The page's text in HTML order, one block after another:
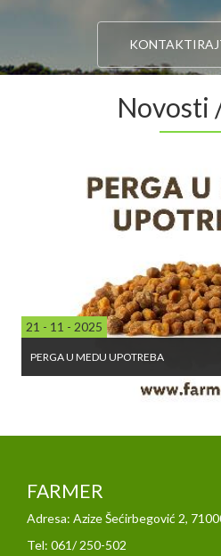
Novosti
21 - 11 - 2025
PERGA U MEDU UPOTREBA
FARMER
Adresa: Azize Šećirbegović 2,
Tel: 061/ 250-502